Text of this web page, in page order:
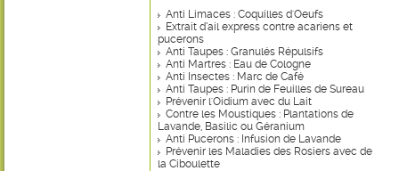
Anti Limaces : Coquilles d'Oeufs
Extrait d’ail express contre acariens et
pucerons
Anti Taupes : Granulés Répulsifs
Anti Martres : Eau de Cologne
Anti Insectes : Marc de Café
Anti Taupes : Purin de Feuilles de Sureau
Prévenir l'Oidium avec du Lait
Contre les Moustiques : Plantations de
Lavande, Basilic ou Géranium
Anti Pucerons : Infusion de Lavande
Prévenir les Maladies des Rosiers avec de
la Ciboulette